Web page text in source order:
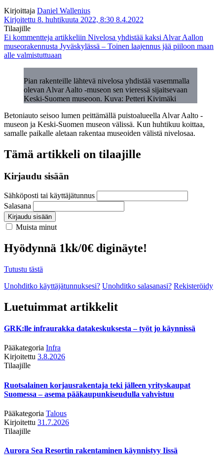
Kirjoittaja Daniel Wallenius
Kirjoitettu 8. huhtikuuta 2022, 8:30 8.4.2022
Tilaajille
Ei kommentteja artikkeliin Nivelosa yhdistää kaksi Alvar Aallon
museorakennusta Jyväskylässä – Toinen laajennus jää piiloon maan
alle valmistuttuaan
Pian rakenteille lähtevä nivelosa yhdistää vasemmalla
olevan Alvar Aalto -museon sen vieressä sijaitsevaan
Keski-Suomen museoon. Kuva: Petteri Kivimäki
Betoniauto seisoo lumen peittämällä puistoalueella Alvar Aalto -
museon ja Keski-Suomen museon välissä. Kun huhtikuu koittaa,
samalle paikalle aletaan rakentaa museoiden välistä nivelosaa.
Tämä artikkeli on tilaajille
Kirjaudu sisään
Sähköposti tai käyttäjätunnus
Salasana
Kirjaudu sisään
Muista minut
Hyödynnä 1kk/0€ diginäyte!
Tutustu tästä
Unohditko käyttäjätunnuksesi? Unohditko salasanasi? Rekisteröidy
Luetuimmat artikkelit
GRK:lle infraurakka datakeskuksesta – työt jo käynnissä
Pääkategoria Infra
Kirjoitettu 3.8.2026
Tilaajille
Ruotsalainen korjausrakentaja teki jälleen yrityskaupat
Suomessa – asema pääkaupunkiseudulla vahvistuu
Pääkategoria Talous
Kirjoitettu 31.7.2026
Tilaajille
Aurora Sea Resortin rakentaminen käynnistyy Iissä